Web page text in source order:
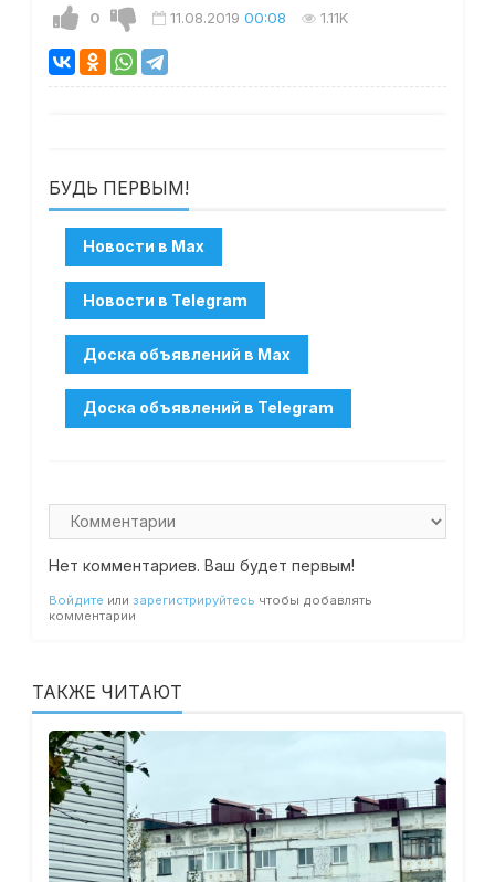
0 11.08.2019 00:08 1.11K
БУДЬ ПЕРВЫМ!
Нет комментариев. Ваш будет первым!
Войдите или зарегистрируйтесь чтобы добавлять
комментарии
ТАКЖЕ ЧИТАЮТ